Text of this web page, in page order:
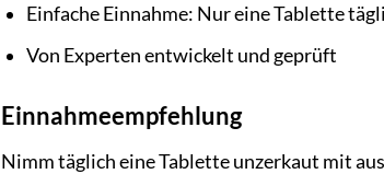
Einfache Einnahme: Nur eine Tablette
Von Experten entwickelt und geprüft
Einnahmeempfehlung
Nimm täglich eine Tablette unzerkaut mit